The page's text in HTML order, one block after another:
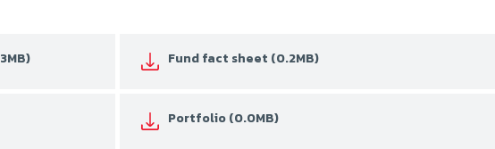
Fund fact sheet (0.2MB)
Portfolio (0.0MB)